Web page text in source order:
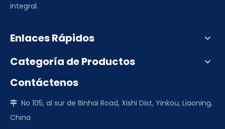
integral.
Enlaces Rápidos
Categoría de Productos
Contáctenos
 No 105, al sur de Binhai Road, Xishi Dist, Yinkou, Liaoning,
China